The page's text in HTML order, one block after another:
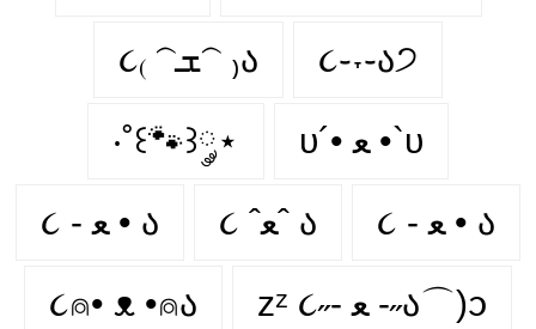
૮₍ 𝁽ܫ𝁽 ₎ა ૮֊˕֊ა੭
‧˚꒰🐾꒱༘⋆ υ´• ﻌ •`υ
૮ - ﻌ • ა⁩ ૮ ˆﻌˆ ა ૮ - ﻌ • ა
૮⍝• ᴥ •⍝ა zᶻ ૮˶- ﻌ -˶ა⌒)ᦱ